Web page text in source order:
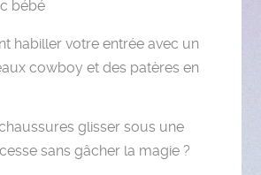
bébé
habiller votre entrée avec un
cowboy et des patères en
glisser sous une
sans gâcher la magie ?